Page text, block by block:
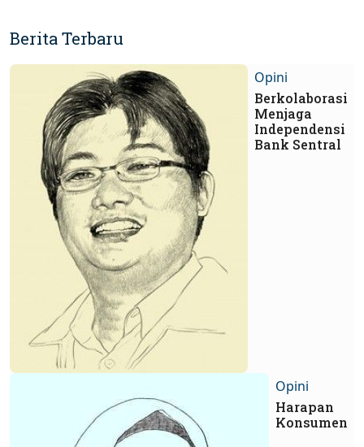
Berita Terbaru
Opini
Berkolaborasi
Menjaga
Independensi
Bank Sentral
Opini
Harapan
Konsumen